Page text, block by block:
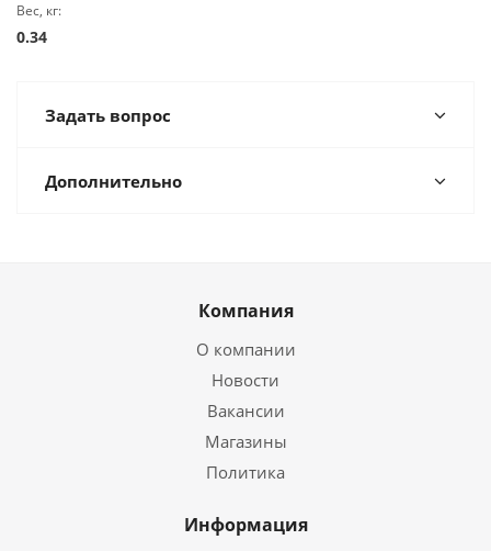
Вес, кг:
0.34
Задать вопрос
Дополнительно
Компания
О компании
Новости
Вакансии
Магазины
Политика
Информация